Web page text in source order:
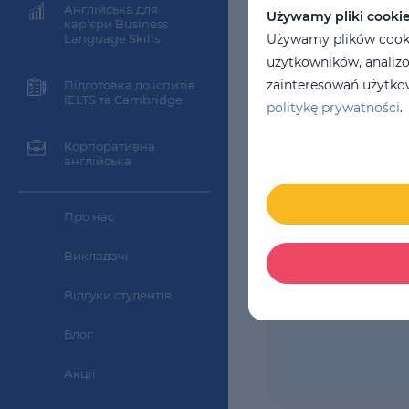
Англійська для
кар'єри Business
Language Skills
Підготовка до іспитів
IELTS та Cambridge
Корпоративна
англійська
Про нас
Викладачі
Відгуки студентів
Блог
Акції
11 місяців
Вартість за
3949 PLN
Używamy pliki
Używamy plików
użytkowników,
zainteresowań
politykę prywatności.